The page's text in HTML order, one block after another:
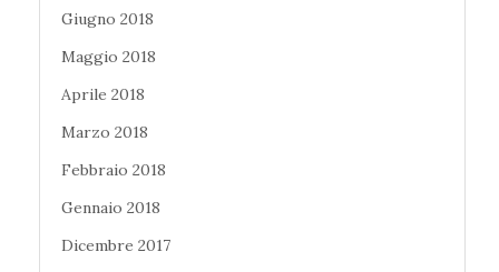
Giugno 2018
Maggio 2018
Aprile 2018
Marzo 2018
Febbraio 2018
Gennaio 2018
Dicembre 2017